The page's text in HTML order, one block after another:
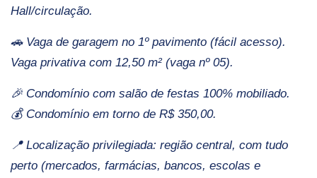
Hall/circulação.
🚗 Vaga de garagem no 1º pavimento (fácil acesso).
Vaga privativa com 12,50 m² (vaga nº 05).
🎉 Condomínio com salão de festas 100% mobiliado.
💰 Condomínio em torno de R$ 350,00.
📍 Localização privilegiada: região central, com tudo
perto (mercados, farmácias, bancos, escolas e